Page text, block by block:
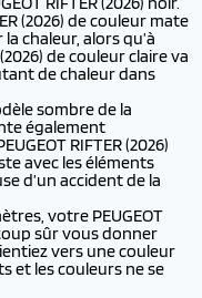
(2026) de couleur mate
chaleur, alors qu’à
de couleur claire va
de chaleur dans
sombre de la
également
RIFTER (2026)
avec les éléments
d’un accident de la
votre PEUGEOT
sûr vous donner
vers une couleur
et les couleurs ne se